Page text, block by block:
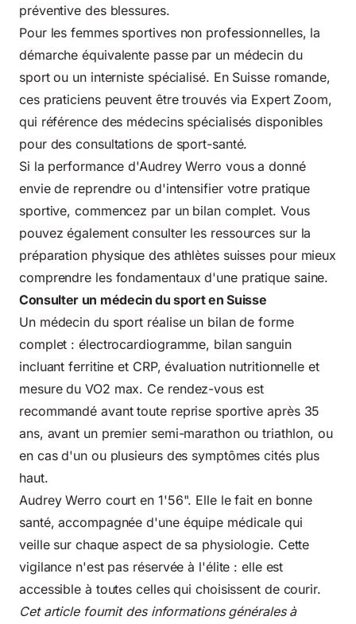
préventive des blessures.
Pour les femmes sportives non professionnelles, la
démarche équivalente passe par un médecin du
sport ou un interniste spécialisé. En Suisse romande,
ces praticiens peuvent être trouvés via Expert Zoom,
qui référence des médecins spécialisés disponibles
pour des consultations de sport-santé.
Si la performance d'Audrey Werro vous a donné
envie de reprendre ou d'intensifier votre pratique
sportive, commencez par un bilan complet. Vous
pouvez également consulter les ressources sur la
préparation physique des athlètes suisses pour mieux
comprendre les fondamentaux d'une pratique saine.
Consulter un médecin du sport en Suisse
Un médecin du sport réalise un bilan de forme
complet : électrocardiogramme, bilan sanguin
incluant ferritine et CRP, évaluation nutritionnelle et
mesure du VO2 max. Ce rendez-vous est
recommandé avant toute reprise sportive après 35
ans, avant un premier semi-marathon ou triathlon, ou
en cas d'un ou plusieurs des symptômes cités plus
haut.
Audrey Werro court en 1'56". Elle le fait en bonne
santé, accompagnée d'une équipe médicale qui
veille sur chaque aspect de sa physiologie. Cette
vigilance n'est pas réservée à l'élite : elle est
accessible à toutes celles qui choisissent de courir.
Cet article fournit des informations générales à